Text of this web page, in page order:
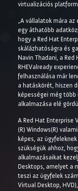
virtualizációs
„A vállalatok mára
egy áthatóbb
hogy a Red Hat
skálázhatóságra és
Navin Thadani, a
RHEValready
felhasználása már
a hatáskörét, hiszen
képességei még
alkalmazása elé
A Red Hat Enterprise
(R) Windows(R)
képes, az
szükségük ahhoz,
alkalmazásaikat
Desktops, amelyet a
teszi az ügyfelek
Virtual Desktop,